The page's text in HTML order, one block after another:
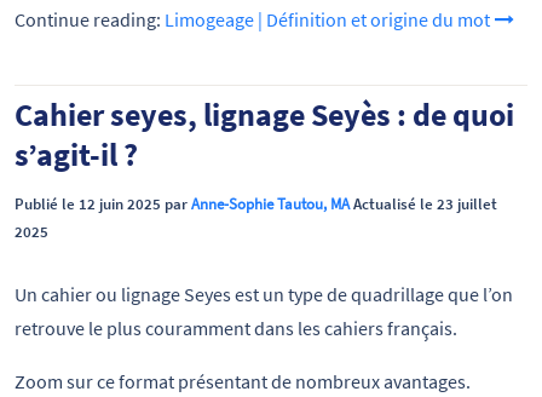
Continue reading: Limogeage | Définition et origine du mot
Cahier seyes, lignage Seyès : de quoi
s’agit-il ?
Publié le 12 juin 2025 parAnne-Sophie Tautou, MAActualisé le 23 juillet
2025
Un cahier ou lignage Seyes est un type de quadrillage que l’on
retrouve le plus couramment dans les cahiers français.
Zoom sur ce format présentant de nombreux avantages.